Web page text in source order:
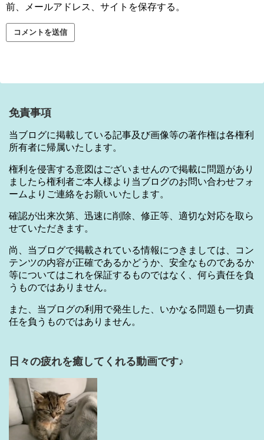
前、メールアドレス、サイトを保存する。
免責事項
当ブログに掲載している記事及び画像等の著作権は各権利
所有者に帰属いたします。
権利を侵害する意図はございませんので掲載に問題があり
ましたら権利者ご本人様より当ブログのお問い合わせフォ
ームよりご連絡をお願いいたします。
確認が出来次第、迅速に削除、修正等、適切な対応を取ら
せていただきます。
尚、当ブログで掲載されている情報につきましては、コン
テンツの内容が正確であるかどうか、安全なものであるか
等についてはこれを保証するものではなく、何ら責任を負
うものではありません。
また、当ブログの利用で発生した、いかなる問題も一切責
任を負うものではありません。
日々の疲れを癒してくれる動画です♪